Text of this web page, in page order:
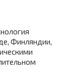
Финляндии,